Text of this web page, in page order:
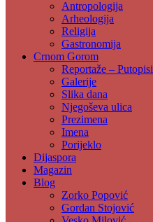
Antropologija
Arheologija
Religija
Gastronomija
Crnom Gorom
Reportaže – Putopisi
Galerije
Slika dana
Njegoševa ulica
Prezimena
Imena
Porijeklo
Dijaspora
Magazin
Blog
Zorko Popović
Gordan Stojović